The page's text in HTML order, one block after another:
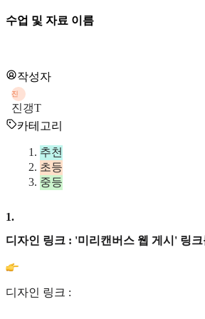
수업 및 자료 이름
작성자
진
진갱T
카테고리
추천
초등
중등
1.
디자인 링크 : '미리캔버스 웹 게시' 링
디자인 링크 :